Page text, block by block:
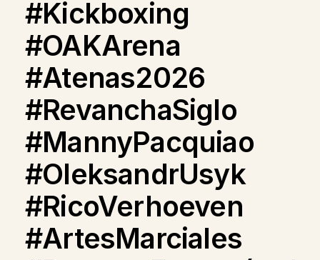
#Kickboxing
#OAKArena
#Atenas2026
#RevanchaSiglo
#MannyPacquiao
#OleksandrUsyk
#RicoVerhoeven
#ArtesMarciales